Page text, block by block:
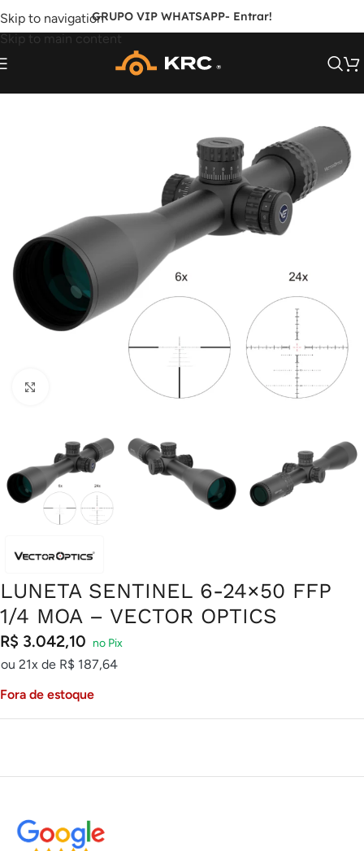
Skip to navigation
Skip to main content
GRUPO VIP WHATSAPP- Entrar!
Clique para ampliar
LUNETA SENTINEL 6-24×50 FFP
1/4 MOA – VECTOR OPTICS
R$ 3.042,10
ou 21x de R$ 187,64
Fora de estoque